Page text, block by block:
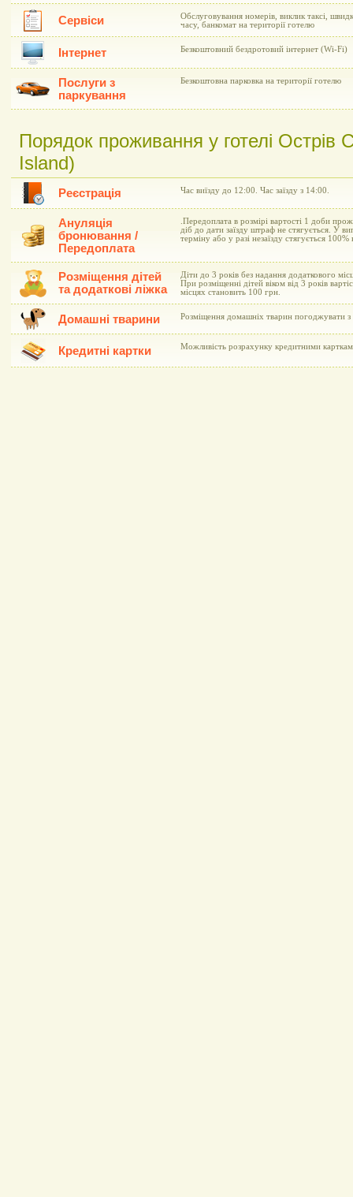
Сервіси
Обслуговування номерів, виклик таксі,
часу, банкомат на території готелю
Інтернет Безкоштовний бездротовий інтернет (Wi-Fi)
Послуги з
паркування
Безкоштовна парковка на території готелю
Порядок проживання у готелі Острів
Island)
Реєстрація Час виїзду до 12:00. Час заїзду з 14:00.
Ануляція
бронювання /
Передоплата
.Передоплата в розмірі вартості 1 доби
діб до дати заїзду штраф не стягується. У
терміну або у разі незаїзду стягується
Розміщення дітей
та додаткові ліжка
Діти до 3 років без надання додаткового
При розміщенні дітей віком від 3 років
місцях становить 100 грн.
Домашні тварини Розміщення домашніх тварин погоджувати з
Кредитні картки Можливість розрахунку кредитними